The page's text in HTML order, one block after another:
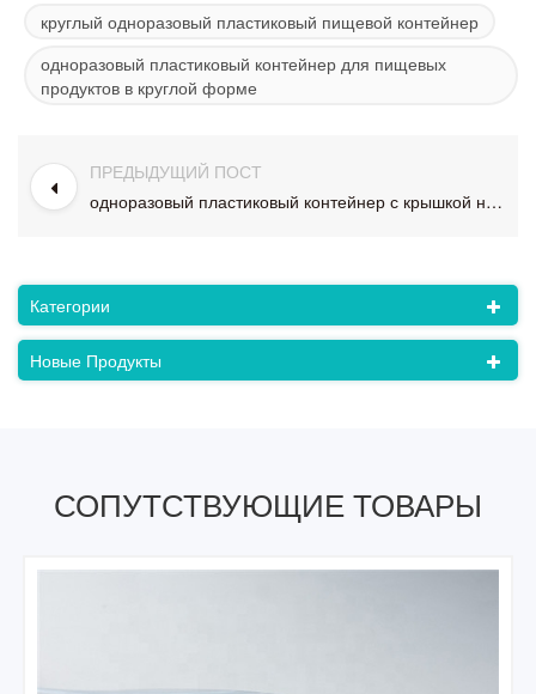
круглый одноразовый пластиковый пищевой контейнер
одноразовый пластиковый контейнер для пищевых
продуктов в круглой форме
ПРЕДЫДУЩИЙ ПОСТ
одноразовый пластиковый контейнер с крышкой на вынос
Категории
Новые Продукты
СОПУТСТВУЮЩИЕ ТОВАРЫ